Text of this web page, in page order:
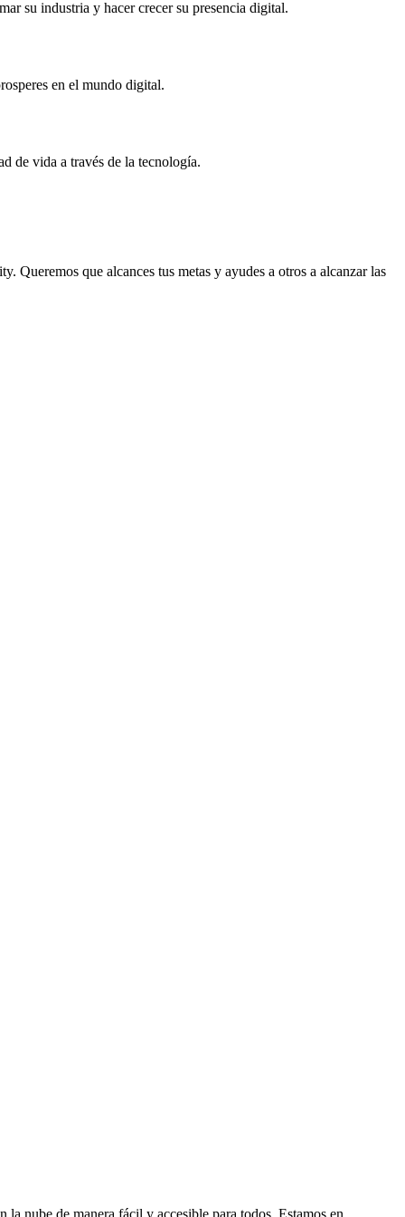
su industria y hacer crecer su presencia digital.
en el mundo digital.
de vida a través de la tecnología.
Queremos que alcances tus metas y ayudes a otros a alcanzar las
nube de manera fácil y accesible para todos. Estamos en